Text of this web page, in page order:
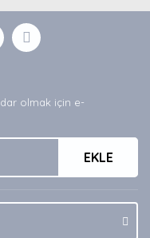
olmak için e-
EKLE